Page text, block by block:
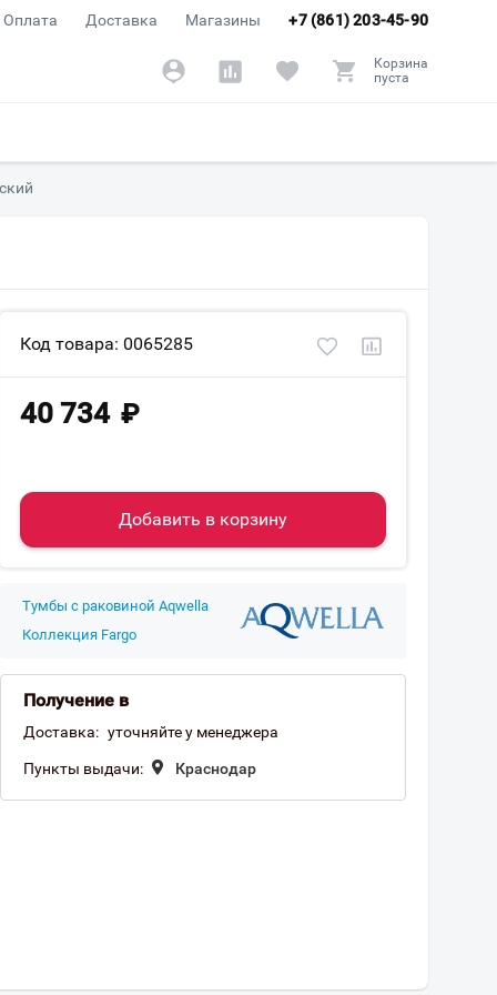
+7 (861) 203-45-90
Оплата Доставка Магазины
Корзина
пуста
Код товара: 0065285
40 734 ₽
Добавить в корзину
Тумбы с раковиной Aqwella
Коллекция Fargo
Получение в
Доставка: уточняйте у менеджера
Пункты выдачи: Краснодар